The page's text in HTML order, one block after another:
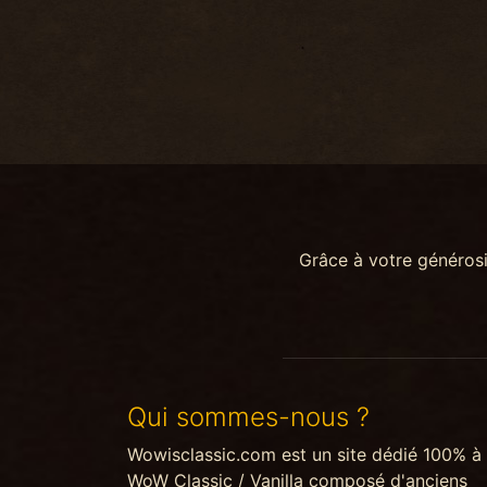
Grâce à votre
Qui sommes-nous ?
Wowisclassic.com est un site dédié 100% à
WoW Classic / Vanilla composé d'anciens